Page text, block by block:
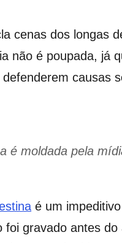
cenas dos longas
não é poupada, já
causas
é moldada pela
é um
gravado antes